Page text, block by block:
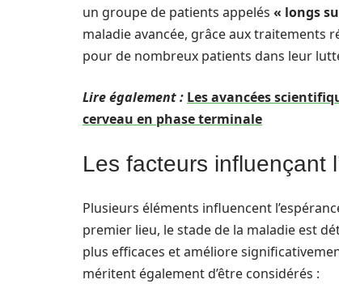
un groupe de patients appelés « longs
maladie avancée, grâce aux traitements
pour de nombreux patients dans leur
Lire également : Les avancées
cerveau en phase terminale
Les facteurs influençant
Plusieurs éléments influencent
premier lieu, le stade de la maladie est
plus efficaces et améliore
méritent également d’être considérés :